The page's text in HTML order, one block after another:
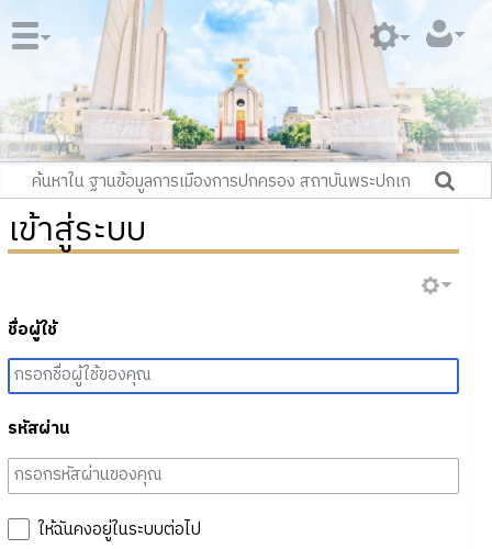
เข้าสู่ระบบ
ชื่อผู้ใช้
รหัสผ่าน
ให้ฉันคงอยู่ในระบบต่อไป